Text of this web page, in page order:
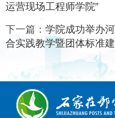
运营现场工程师学院”
下一篇：学院成功举办
合实践教学暨团体标准